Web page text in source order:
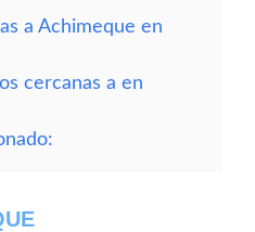
a Achimeque en
cercanas a en